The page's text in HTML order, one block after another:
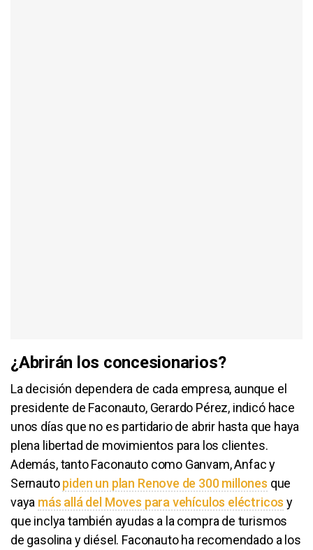
¿Abrirán los concesionarios?
La decisión dependera de cada empresa, aunque el
presidente de Faconauto, Gerardo Pérez, indicó hace
unos días que no es partidario de abrir hasta que haya
plena libertad de movimientos para los clientes.
Además, tanto Faconauto como Ganvam, Anfac y
Sernautopiden un plan Renove de 300 millones que
vaya más allá del Moves para vehículos eléctricos y
que inclya también ayudas a la compra de turismos
de gasolina y diésel. Faconauto ha recomendado a los